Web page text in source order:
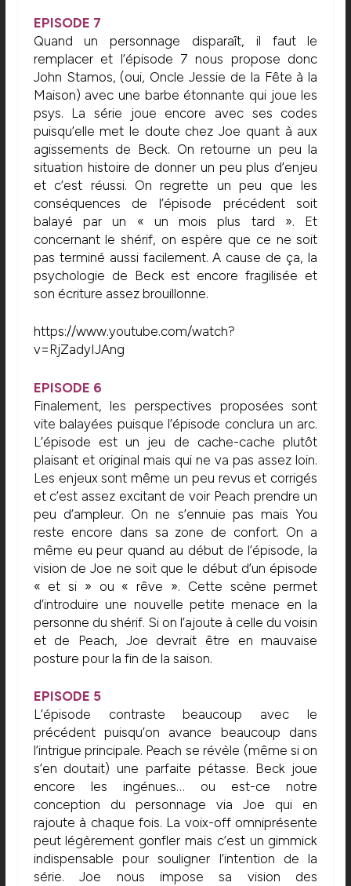
EPISODE 7
Quand un personnage disparaît, il faut le
remplacer et l’épisode 7 nous propose donc
John Stamos, (oui, Oncle Jessie de la Fête à la
Maison) avec une barbe étonnante qui joue les
psys. La série joue encore avec ses codes
puisqu’elle met le doute chez Joe quant à aux
agissements de Beck. On retourne un peu la
situation histoire de donner un peu plus d’enjeu
et c’est réussi. On regrette un peu que les
conséquences de l’épisode précédent soit
balayé par un « un mois plus tard ». Et
concernant le shérif, on espère que ce ne soit
pas terminé aussi facilement. A cause de ça, la
psychologie de Beck est encore fragilisée et
son écriture assez brouillonne.
https://www.youtube.com/watch?
v=RjZadyIJAng
EPISODE 6
Finalement, les perspectives proposées sont
vite balayées puisque l’épisode conclura un arc.
L’épisode est un jeu de cache-cache plutôt
plaisant et original mais qui ne va pas assez loin.
Les enjeux sont même un peu revus et corrigés
et c’est assez excitant de voir Peach prendre un
peu d’ampleur. On ne s’ennuie pas mais You
reste encore dans sa zone de confort. On a
même eu peur quand au début de l’épisode, la
vision de Joe ne soit que le début d’un épisode
« et si » ou « rêve ». Cette scène permet
d’introduire une nouvelle petite menace en la
personne du shérif. Si on l’ajoute à celle du voisin
et de Peach, Joe devrait être en mauvaise
posture pour la fin de la saison.
EPISODE 5
L’épisode contraste beaucoup avec le
précédent puisqu’on avance beaucoup dans
l’intrigue principale. Peach se révèle (même si on
s’en doutait) une parfaite pétasse. Beck joue
encore les ingénues… ou est-ce notre
conception du personnage via Joe qui en
rajoute à chaque fois. La voix-off omniprésente
peut légèrement gonfler mais c’est un gimmick
indispensable pour souligner l’intention de la
série. Joe nous impose sa vision des